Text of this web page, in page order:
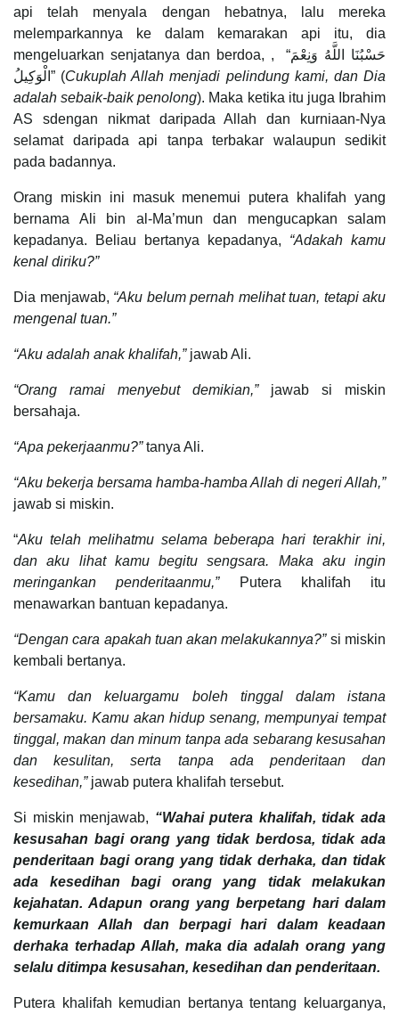
api telah menyala dengan hebatnya, lalu mereka
melemparkannya ke dalam kemarakan api itu, dia
mengeluarkan senjatanya dan berdoa, , “حَسْبُنَا اللَّهُ وَنِعْمَ
الْوَكِيلُ” (Cukuplah Allah menjadi pelindung kami, dan Dia
adalah sebaik-baik penolong). Maka ketika itu juga Ibrahim
AS sdengan nikmat daripada Allah dan kurniaan-Nya
selamat daripada api tanpa terbakar walaupun sedikit
pada badannya.
Orang miskin ini masuk menemui putera khalifah yang
bernama Ali bin al-Ma’mun dan mengucapkan salam
kepadanya. Beliau bertanya kepadanya, “Adakah kamu
kenal diriku?”
Dia menjawab, “Aku belum pernah melihat tuan, tetapi aku
mengenal tuan.”
“Aku adalah anak khalifah,”jawab Ali.
“Orang ramai menyebut demikian,”jawab si miskin
bersahaja.
“Apa pekerjaanmu?”tanya Ali.
“Aku bekerja bersama hamba-hamba Allah di negeri Allah,”
jawab si miskin.
“Aku telah melihatmu selama beberapa hari terakhir ini,
dan aku lihat kamu begitu sengsara. Maka aku ingin
meringankan penderitaanmu,”
Putera khalifah itu
menawarkan bantuan kepadanya.
“Dengan cara apakah tuan akan melakukannya?”si miskin
kembali bertanya.
“Kamu dan keluargamu boleh tinggal dalam istana
bersamaku. Kamu akan hidup senang, mempunyai tempat
tinggal, makan dan minum tanpa ada sebarang kesusahan
dan kesulitan, serta tanpa ada penderitaan dan
kesedihan,”jawab putera khalifah tersebut.
Si miskin menjawab, “Wahai putera khalifah, tidak ada
kesusahan bagi orang yang tidak berdosa, tidak ada
penderitaan bagi orang yang tidak derhaka, dan tidak
ada kesedihan bagi orang yang tidak melakukan
kejahatan. Adapun orang yang berpetang hari dalam
kemurkaan Allah dan berpagi hari dalam keadaan
derhaka terhadap Allah, maka dia adalah orang yang
selalu ditimpa kesusahan, kesedihan dan penderitaan.
Putera khalifah kemudian bertanya tentang keluarganya,